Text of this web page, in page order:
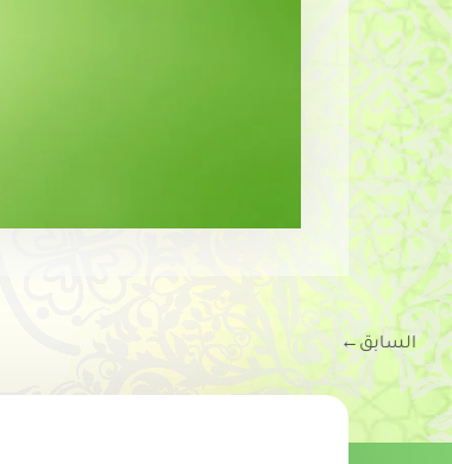
السابق←